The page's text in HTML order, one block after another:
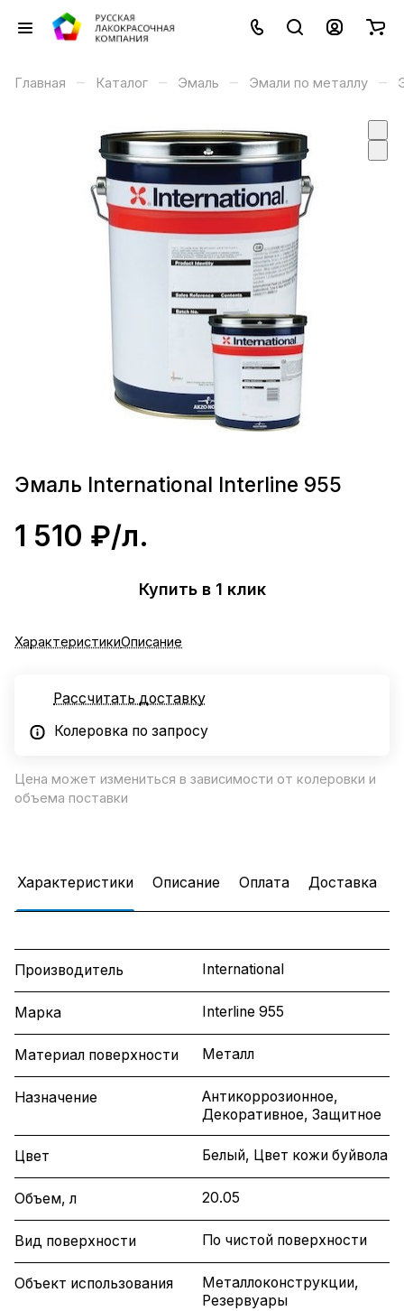
Главная – Каталог – Эмаль – Эмали по металлу –
Эмаль International Interline 955
1 510 ₽/л.
Купить в 1 клик
ХарактеристикиОписание
Рассчитать доставку
Колеровка по запросу
Цена может измениться в зависимости от колеровки и
объема поставки
Характеристики Описание Оплата Доставка
Производитель International
Марка Interline 955
Материал поверхности Металл
Назначение
Антикоррозионное,
Декоративное, Защитное
Цвет Белый, Цвет кожи буйвола
Объем, л 20.05
Вид поверхности По чистой поверхности
Объект использования
Металлоконструкции,
Резервуары